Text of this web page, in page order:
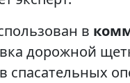
в
дорожной
спасательных